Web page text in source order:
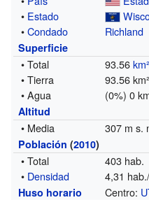
• Estado
•Condado Richland
Superficie
• Total 93.56km²
• Tierra
93.56 km²
• Agua
(0%) 0
Altitud
• Media 307 m s.
Población (2010)
• Total
403 hab.
• Densidad 4,31
Huso horario Centro: